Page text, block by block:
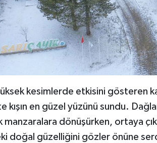
kesimlerde etkisini gösteren
kışın en güzel yüzünü sundu.
manzaralara dönüşürken, ortaya
doğal güzelliğini gözler önüne